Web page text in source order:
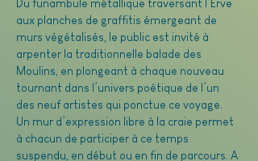
Du funambule métallique traversant l’Erve
aux planches de graffitis émergeant de
murs végétalisés, le public est invité à
arpenter la traditionnelle balade des
Moulins, en plongeant à chaque nouveau
tournant dans l’univers poétique de l’un
des neuf artistes qui ponctue ce voyage.
Un mur d’expression libre à la craie permet
à chacun de participer à ce temps
suspendu, en début ou en fin de parcours. A